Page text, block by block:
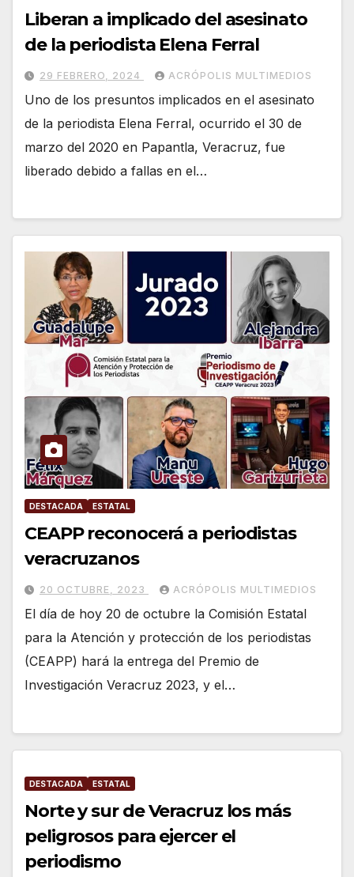
Liberan a implicado del asesinato
de la periodista Elena Ferral
29 FEBRERO, 2024 ACRÓPOLIS MULTIMEDIOS
Uno de los presuntos implicados en el asesinato
de la periodista Elena Ferral, ocurrido el 30 de
marzo del 2020 en Papantla, Veracruz, fue
liberado debido a fallas en el…
DESTACADA ESTATAL
CEAPP reconocerá a periodistas
veracruzanos
20 OCTUBRE, 2023 ACRÓPOLIS MULTIMEDIOS
El día de hoy 20 de octubre la Comisión Estatal
para la Atención y protección de los periodistas
(CEAPP) hará la entrega del Premio de
Investigación Veracruz 2023, y el…
DESTACADA ESTATAL
Norte y sur de Veracruz los más
peligrosos para ejercer el
periodismo